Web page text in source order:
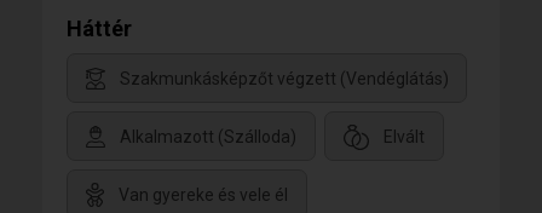
Háttér
Szakmunkásképzőt végzett (Vendéglátás)
Alkalmazott (Szálloda) Elvált
Van gyereke és vele él